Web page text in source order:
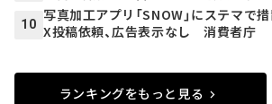
10
写真加工アプリ「SNOW」にステマで
X投稿依頼、広告表示なし 消費者庁
ランキングをもっと見る